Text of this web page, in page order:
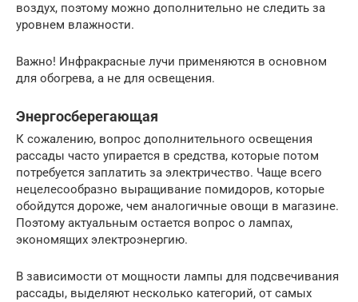
воздух, поэтому можно дополнительно не следить за
уровнем влажности.
Важно! Инфракрасные лучи применяются в основном
для обогрева, а не для освещения.
Энергосберегающая
К сожалению, вопрос дополнительного освещения
рассады часто упирается в средства, которые потом
потребуется заплатить за электричество. Чаще всего
нецелесообразно выращивание помидоров, которые
обойдутся дороже, чем аналогичные овощи в магазине.
Поэтому актуальным остается вопрос о лампах,
экономящих электроэнергию.
В зависимости от мощности лампы для подсвечивания
рассады, выделяют несколько категорий, от самых